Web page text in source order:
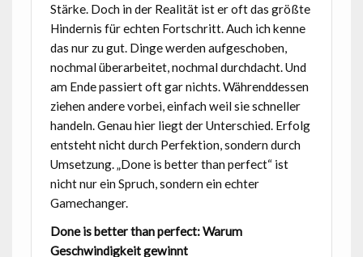
Stärke. Doch in der Realität ist er oft das größte
Hindernis für echten Fortschritt. Auch ich kenne
das nur zu gut. Dinge werden aufgeschoben,
nochmal überarbeitet, nochmal durchdacht. Und
am Ende passiert oft gar nichts. Währenddessen
ziehen andere vorbei, einfach weil sie schneller
handeln. Genau hier liegt der Unterschied. Erfolg
entsteht nicht durch Perfektion, sondern durch
Umsetzung. „Done is better than perfect“ ist
nicht nur ein Spruch, sondern ein echter
Gamechanger.
Done is better than perfect: Warum
Geschwindigkeit gewinnt